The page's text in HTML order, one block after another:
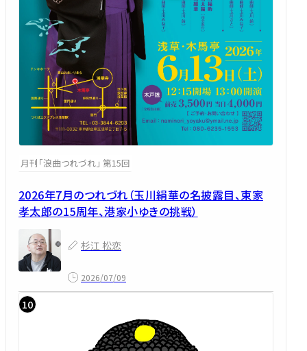
月刊「浪曲つれづれ」 第15回
2026年7月のつれづれ（玉川絹華の名披露目、東家
孝太郎の15周年、港家小ゆきの挑戦）
杉江 松恋
2026/07/09